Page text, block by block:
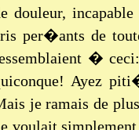
douleur,
per�ants de
�
Ayez
je ramais de
voulait